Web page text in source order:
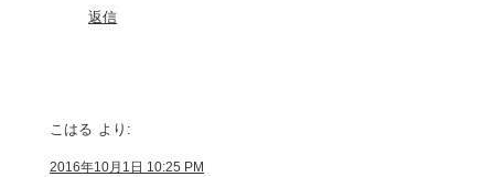
返信
こはる より:
2016年10月1日 10:25 PM